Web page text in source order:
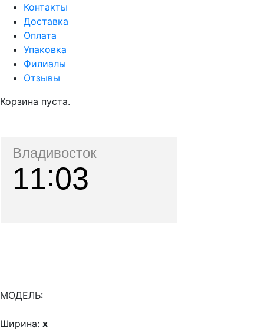
Контакты
Доставка
Оплата
Упаковка
Филиалы
Отзывы
Корзина пуста.
Владивосток
11 03
МОДЕЛЬ:
Ширина: x